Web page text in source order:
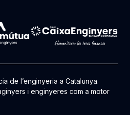
de l’enginyeria a Catalunya.
i enginyeres com a motor